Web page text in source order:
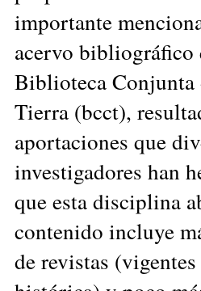
importante
acervo bibliográfico
Biblioteca Conjunta
Tierra (bcct),
aportaciones que
investigadores han
que esta disciplina
contenido incluye
de revistas